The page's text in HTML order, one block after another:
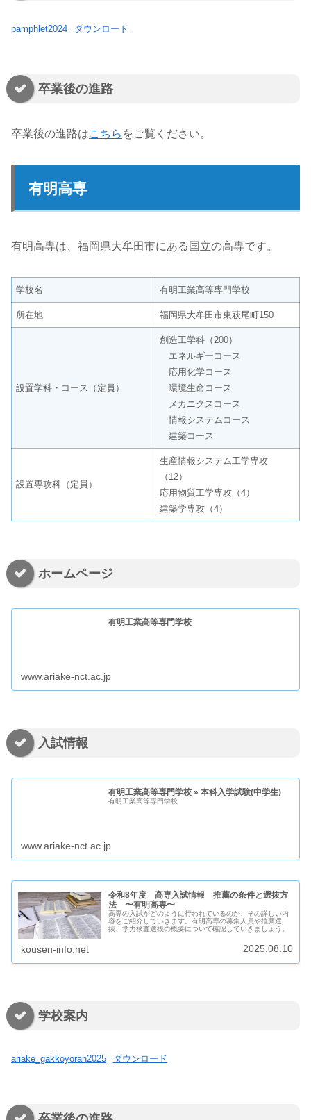
pamphlet2024 ダウンロード
卒業後の進路
卒業後の進路はこちら をご覧ください。
有明高専
有明高専は、福岡県大牟田市にある国立の高専です。
学校名 有明工業高等専門学校
所在地 福岡県大牟田市東萩尾町150
設置学科・コース（定員）
創造工学科（200）
エネルギーコース
応用化学コース
環境生命コース
メカニクスコース
情報システムコース
建築コース
設置専攻科（定員）
生産情報システム工学専攻
（12）
応用物質工学専攻（4）
建築学専攻（4）
ホームページ
有明工業高等専門学校
www.ariake-nct.ac.jp
入試情報
有明工業高等専門学校 » 本科入学試験(中学生)
有明工業高等専門学校
www.ariake-nct.ac.jp
令和8年度 高専入試情報 推薦の条件と選抜方
法 〜有明高専〜
高専の入試がどのように行われているのか、その詳しい内
容をご紹介していきます。有明高専の募集人員や推薦選
抜、学力検査選抜の概要について確認していきましょう。
kousen-info.net 2025.08.10
学校案内
ariake_gakkoyoran2025 ダウンロード